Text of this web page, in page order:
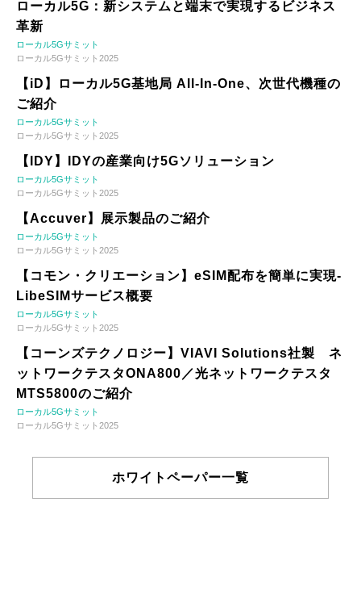
ローカル5G：新システムと端末で実現するビジネス
革新
ローカル5Gサミット
ローカル5Gサミット2025
【iD】ローカル5G基地局 All-In-One、次世代機種の
ご紹介
ローカル5Gサミット
ローカル5Gサミット2025
【IDY】IDYの産業向け5Gソリューション
ローカル5Gサミット
ローカル5Gサミット2025
【Accuver】展示製品のご紹介
ローカル5Gサミット
ローカル5Gサミット2025
【コモン・クリエーション】eSIM配布を簡単に実現-
LibeSIMサービス概要
ローカル5Gサミット
ローカル5Gサミット2025
【コーンズテクノロジー】VIAVI Solutions社製 ネ
ットワークテスタONA800／光ネットワークテスタ
MTS5800のご紹介
ローカル5Gサミット
ローカル5Gサミット2025
ホワイトペーパー一覧